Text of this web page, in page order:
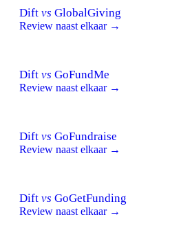
Dift vs GlobalGiving
Review naast elkaar →
Dift vs GoFundMe
Review naast elkaar →
Dift vs GoFundraise
Review naast elkaar →
Dift vs GoGetFunding
Review naast elkaar →